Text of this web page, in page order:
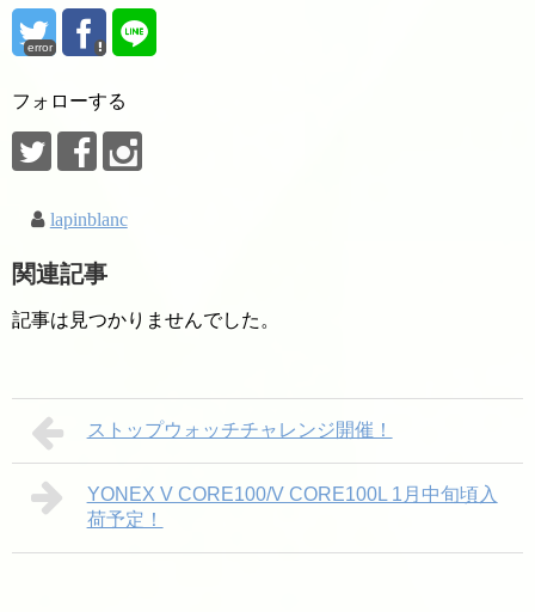
error
フォローする
lapinblanc
関連記事
記事は見つかりませんでした。
ストップウォッチチャレンジ開催！
YONEX V CORE100/V CORE100L 1月中旬頃入
荷予定！
駐車場への行き方（西宮北口・伊丹・尼崎方面か
ら来られる場合）